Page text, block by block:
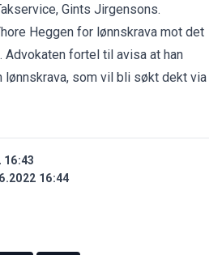
Gints Jirgensons.
Heggen for lønnskrava mot det
Advokaten fortel til avisa at han
lønnskrava, som vil bli søkt dekt via
16:43
16:44